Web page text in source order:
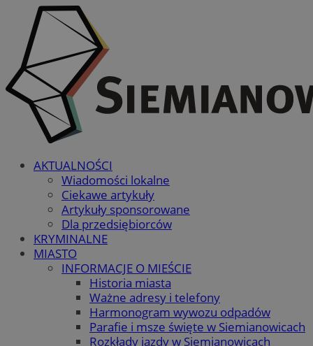
AKTUALNOŚCI
Wiadomości lokalne
Ciekawe artykuły
Artykuły sponsorowane
Dla przedsiębiorców
KRYMINALNE
MIASTO
INFORMACJE O MIEŚCIE
Historia miasta
Ważne adresy i telefony
Harmonogram wywozu odpadów
Parafie i msze święte w Siemianowicach
Rozkłady jazdy w Siemianowicach